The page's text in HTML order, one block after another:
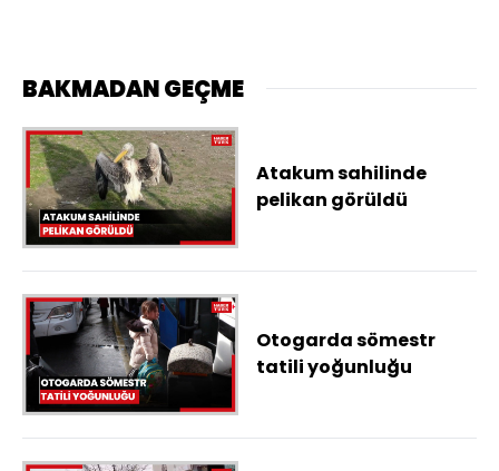
BAKMADAN GEÇME
Atakum sahilinde
pelikan görüldü
Otogarda sömestr
tatili yoğunluğu